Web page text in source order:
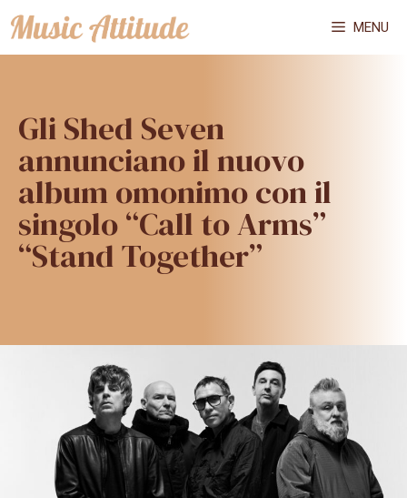
Vai
al
MENU
Gli Shed Seven
annunciano il nuovo
album omonimo con il
singolo “Call to Arms”
“Stand Together”